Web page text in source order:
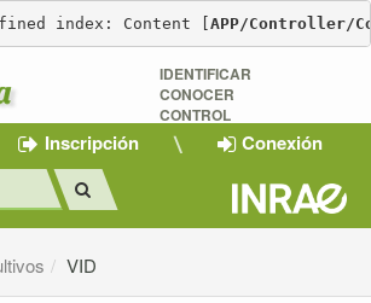
index: Content [APP/Controller/
IDENTIFICAR
CONOCER
CONTROL
Inscripción Conexión
VID